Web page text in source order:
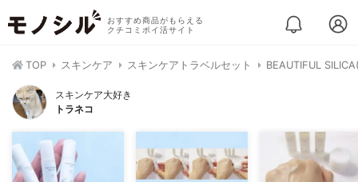
おすすめ商品がもらえる
クチコミポイ活サイト
TOP スキンケア スキンケアトラベルセット BEAUTIFUL
スキンケア大好き
トラネコ